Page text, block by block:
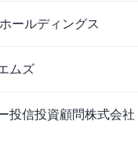
ールディングス
ムズ
投信投資顧問株式会社